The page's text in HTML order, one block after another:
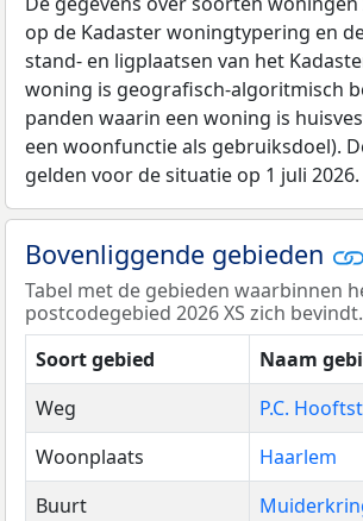
op de Kadaster woningtypering en
stand- en ligplaatsen van het
woning is geografisch-algoritmisch
panden waarin een woning is
een woonfunctie als gebruiksdoel).
gelden voor de situatie op 1 juli 2026.
Bovenliggende gebieden
Tabel met de gebieden waarbinnen
postcodegebied 2026 XS zich bevindt.
Soort gebied
Naam
Weg
P.C.
Woonplaats
Haarlem
Buurt